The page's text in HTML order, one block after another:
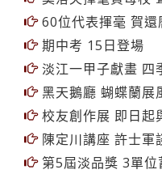
莫洛夫揮毫賀母校
60位代表揮毫 賀還曆
期中考 15日登場
淡江一甲子獻畫 四
黑天鵝廳 蝴蝶蘭展
校友創作展 即日起
陳定川講座 許士軍